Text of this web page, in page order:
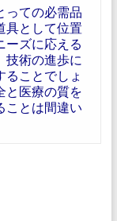
っての必需品
具として位置
ーズに応える
技術の進歩に
ことでしょ
と医療の質を
ことは間違い